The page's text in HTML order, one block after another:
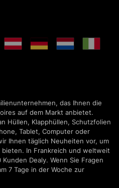
das Ihnen die
auf dem Markt anbietet.
Hüllen, Klapphüllen, Schutzfolien
Tablet, Computer oder
Ihnen täglich Neuheiten vor, um
In Frankreich und weltweit
Dealy. Wenn Sie Fragen
7 Tage in der Woche zur